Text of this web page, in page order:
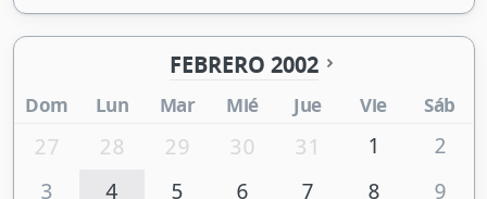
FEBRERO 2002
Dom Lun Mar Mié Jue Vie Sáb
27 28 29 30 31 1
2
3
4 5 6 7 8
9